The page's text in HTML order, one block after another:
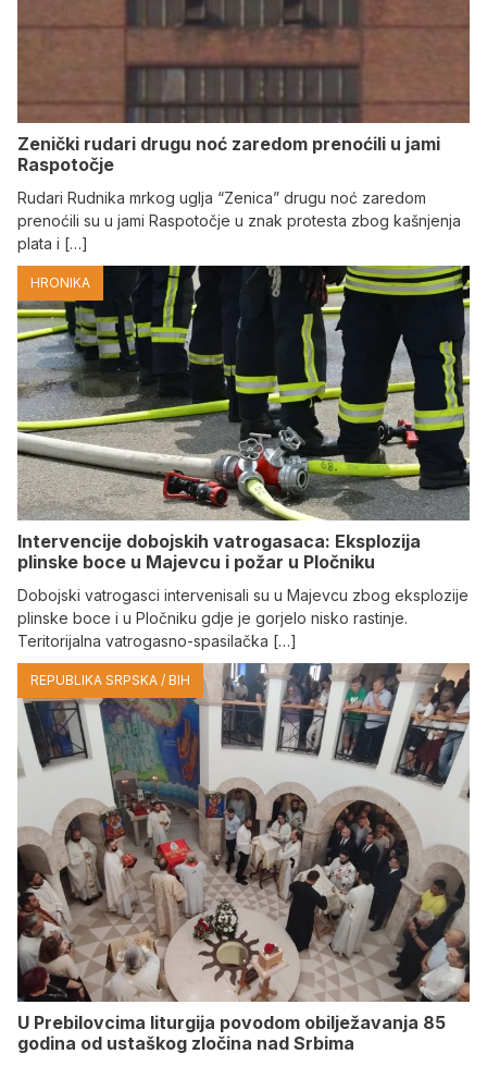
Zenički rudari drugu noć zaredom prenoćili u jami
Raspotočje
Rudari Rudnika mrkog uglja “Zenica” drugu noć zaredom
prenoćili su u jami Raspotočje u znak protesta zbog kašnjenja
plata i […]
HRONIKA
Intervencije dobojskih vatrogasaca: Eksplozija
plinske boce u Majevcu i požar u Pločniku
Dobojski vatrogasci intervenisali su u Majevcu zbog eksplozije
plinske boce i u Pločniku gdje je gorjelo nisko rastinje.
Teritorijalna vatrogasno-spasilačka […]
REPUBLIKA SRPSKA / BIH
U Prebilovcima liturgija povodom obilježavanja 85
godina od ustaškog zločina nad Srbima